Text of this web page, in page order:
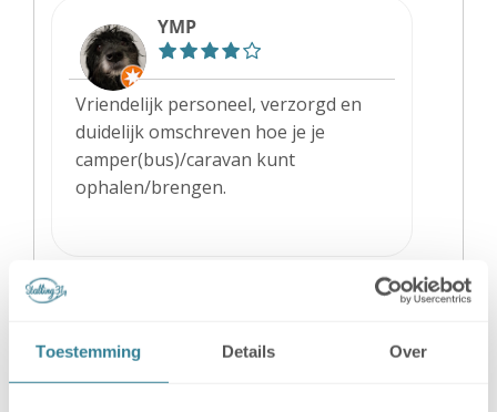
Toestemming Details Over
YMP
Vriendelijk personeel, verzorgd en
duidelijk omschreven hoe je je
camper(bus)/caravan kunt
ophalen/brengen.